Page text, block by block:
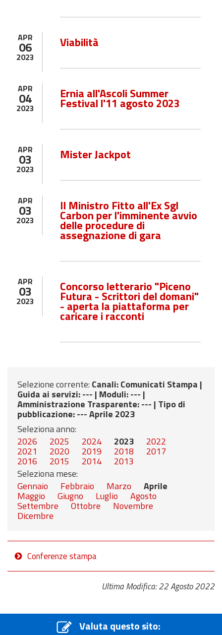
APR
06
2023
Viabilità
APR
04
2023
Ernia all'Ascoli Summer
Festival l'11 agosto 2023
APR
03
2023
Mister Jackpot
APR
03
2023
Il Ministro Fitto all'Ex Sgl
Carbon per l'imminente avvio
delle procedure di
assegnazione di gara
APR
03
2023
Concorso letterario "Piceno
Futura - Scrittori del domani"
- aperta la piattaforma per
caricare i racconti
Selezione corrente: Canali: Comunicati Stampa |
Guida ai servizi: --- | Moduli: --- |
Amministrazione Trasparente: --- | Tipo di
pubblicazione: --- Aprile 2023
Seleziona anno:
2026
2025 2024 2023 2022
2021 2020 2019 2018 2017
2016 2015 2014
2013
Seleziona mese:
Gennaio
Febbraio Marzo Aprile
Maggio Giugno Luglio Agosto
Settembre Ottobre Novembre
Dicembre
Conferenze stampa
Ultima Modifica: 22 Agosto 2022
Valuta questo sito: